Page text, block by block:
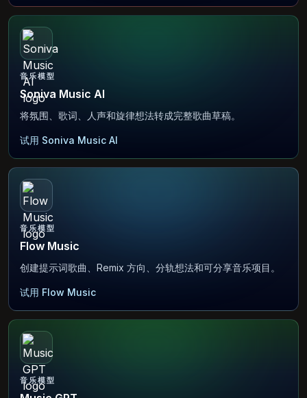
音乐模型
Soniva Music AI
将氛围、歌词、人声和旋律想法转成完整歌曲草稿。
试用 Soniva Music AI
音乐模型
Flow Music
创建提示词歌曲、Remix 方向、分轨想法和可分享音乐项目。
试用 Flow Music
音乐模型